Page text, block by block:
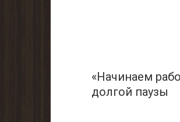
«Начинаем
дoлгой паузы